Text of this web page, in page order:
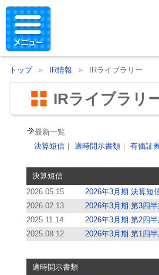
トップ＞ IR情報 ＞ IRライブラリー
IRライブラリ
最新一覧
決算短信 ｜ 適時開示書類 ｜ 有価証
決算短信
2026.05.15
2026年3月期 決算短
2026.02.13
2026年3月期 第3四
2025.11.14
2026年3月期 第2四
2025.08.12
2026年3月期 第1四
適時開示書類